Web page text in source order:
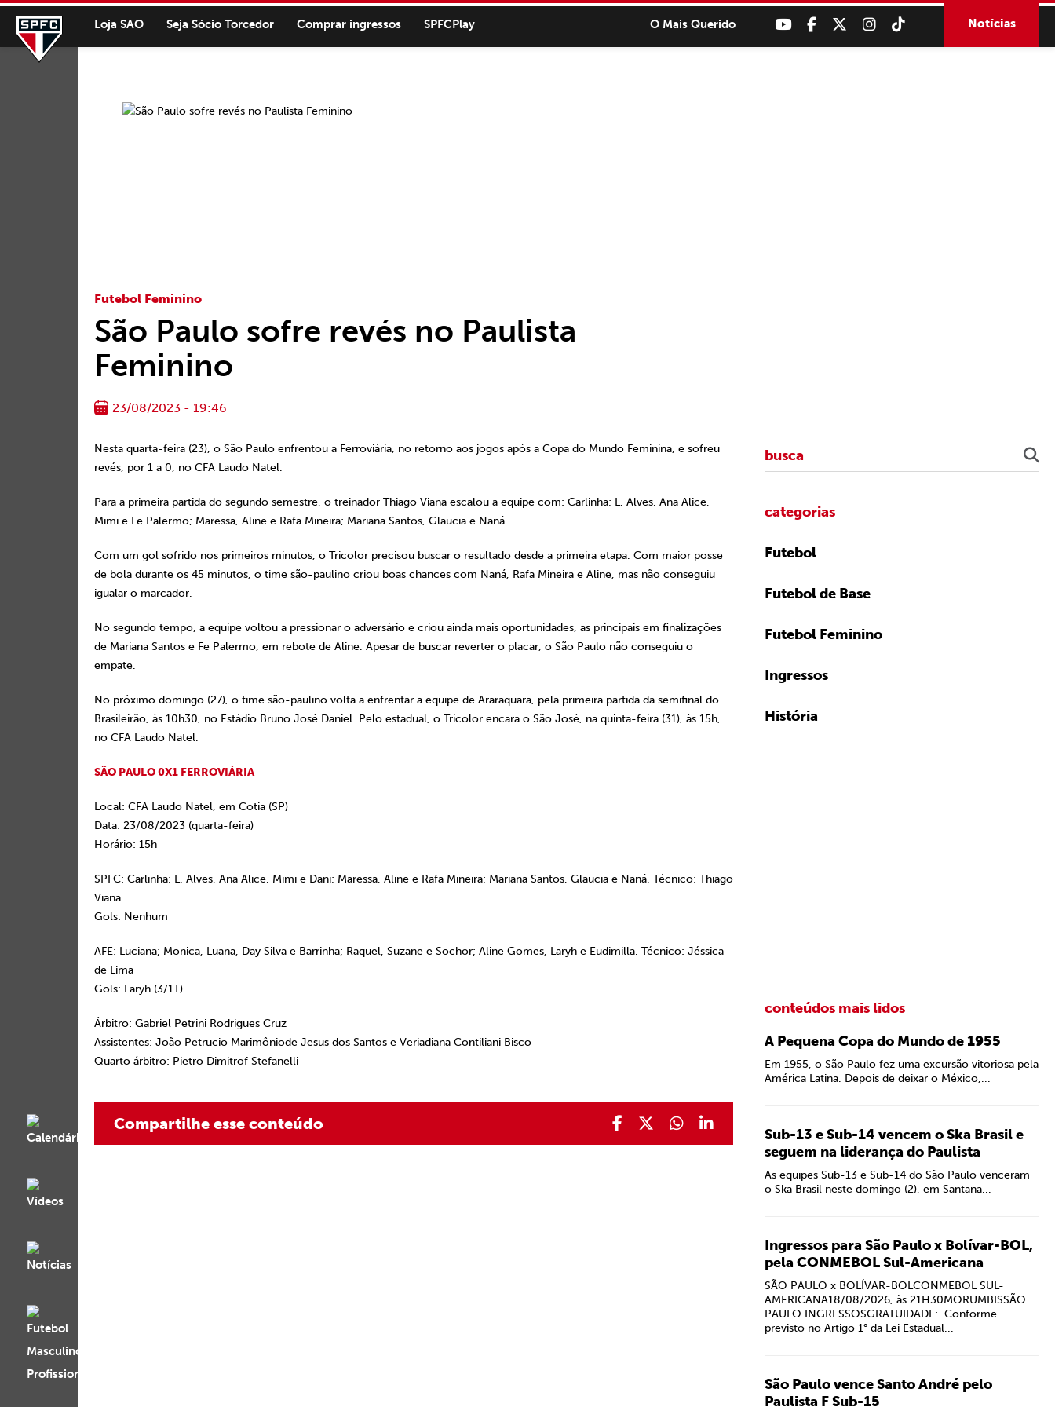
Loja SAO Seja Sócio Torcedor Comprar ingressos SPFCPlay O Mais Querido Notícias
Futebol Feminino
São Paulo sofre revés no Paulista
Feminino
23/08/2023 - 19:46
Nesta quarta-feira (23), o São Paulo enfrentou a Ferroviária, no retorno aos jogos após a Copa do Mundo Feminina, e sofreu
revés, por 1 a 0, no CFA Laudo Natel.
Para a primeira partida do segundo semestre, o treinador Thiago Viana escalou a equipe com: Carlinha; L. Alves, Ana Alice,
Mimi e Fe Palermo; Maressa, Aline e Rafa Mineira; Mariana Santos, Glaucia e Naná.
Com um gol sofrido nos primeiros minutos, o Tricolor precisou buscar o resultado desde a primeira etapa. Com maior posse
de bola durante os 45 minutos, o time são-paulino criou boas chances com Naná, Rafa Mineira e Aline, mas não conseguiu
igualar o marcador.
No segundo tempo, a equipe voltou a pressionar o adversário e criou ainda mais oportunidades, as principais em finalizações
de Mariana Santos e Fe Palermo, em rebote de Aline. Apesar de buscar reverter o placar, o São Paulo não conseguiu o
empate.
No próximo domingo (27), o time são-paulino volta a enfrentar a equipe de Araraquara, pela primeira partida da semifinal do
Brasileirão, às 10h30, no Estádio Bruno José Daniel. Pelo estadual, o Tricolor encara o São José, na quinta-feira (31), às 15h,
no CFA Laudo Natel.
SÃO PAULO 0X1 FERROVIÁRIA
Local: CFA Laudo Natel, em Cotia (SP)
Data: 23/08/2023 (quarta-feira)
Horário: 15h
SPFC: Carlinha; L. Alves, Ana Alice, Mimi e Dani; Maressa, Aline e Rafa Mineira; Mariana Santos, Glaucia e Naná. Técnico: Thiago
Viana
Gols: Nenhum
AFE: Luciana; Monica, Luana, Day Silva e Barrinha; Raquel, Suzane e Sochor; Aline Gomes, Laryh e Eudimilla. Técnico: Jéssica
de Lima
Gols: Laryh (3/1T)
Árbitro: Gabriel Petrini Rodrigues Cruz
Assistentes: João Petrucio Marimôniode Jesus dos Santos e Veriadiana Contiliani Bisco
Quarto árbitro: Pietro Dimitrof Stefanelli
Compartilhe esse conteúdo
categorias
Futebol
Futebol de Base
Futebol Feminino
Ingressos
História
conteúdos mais lidos
A Pequena Copa do Mundo de 1955
Em 1955, o São Paulo fez uma excursão vitoriosa pela
América Latina. Depois de deixar o México,...
Sub-13 e Sub-14 vencem o Ska Brasil e
seguem na liderança do Paulista
As equipes Sub-13 e Sub-14 do São Paulo venceram
o Ska Brasil neste domingo (2), em Santana...
Ingressos para São Paulo x Bolívar-BOL,
pela CONMEBOL Sul-Americana
SÃO PAULO x BOLÍVAR-BOLCONMEBOL SUL-
AMERICANA18/08/2026, às 21H30MORUMBISSÃO
PAULO INGRESSOSGRATUIDADE: Conforme
previsto no Artigo 1° da Lei Estadual...
São Paulo vence Santo André pelo
Paulista F Sub-15